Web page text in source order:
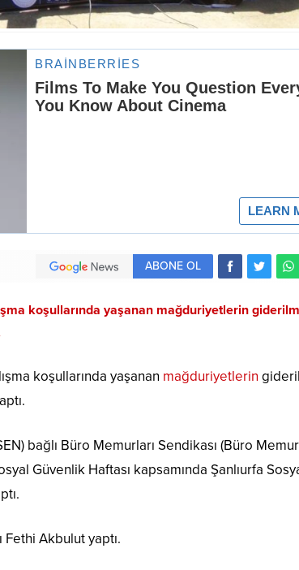
ABONE OL
koşullarında yaşanan mağduriyetlerin
koşullarında yaşanan mağduriyetlerin
bağlı Büro Memurları Sendikası (Büro
Güvenlik Haftası kapsamında Şanlıurfa
Fethi Akbulut yaptı.